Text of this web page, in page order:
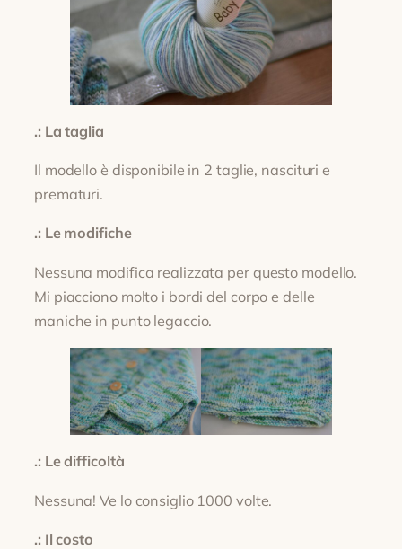
.: La taglia
Il modello è disponibile in 2 taglie, nascituri e
prematuri.
.: Le modifiche
Nessuna modifica realizzata per questo modello.
Mi piacciono molto i bordi del corpo e delle
maniche in punto legaccio.
.: Le difficoltà
Nessuna! Ve lo consiglio 1000 volte.
.: Il costo